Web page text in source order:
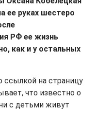
ее руках шестеро
РФ ее жизнь
как и у остальных
ссылкой на страницу
что известно о
с детьми живут